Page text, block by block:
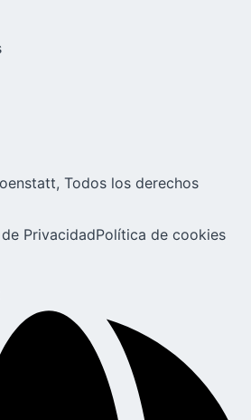
Todos los derechos
PrivacidadPolítica de cookies